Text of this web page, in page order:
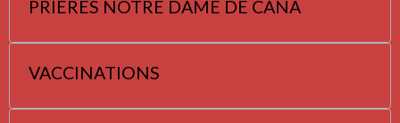
PRIERES NOTRE DAME DE CANA
VACCINATIONS